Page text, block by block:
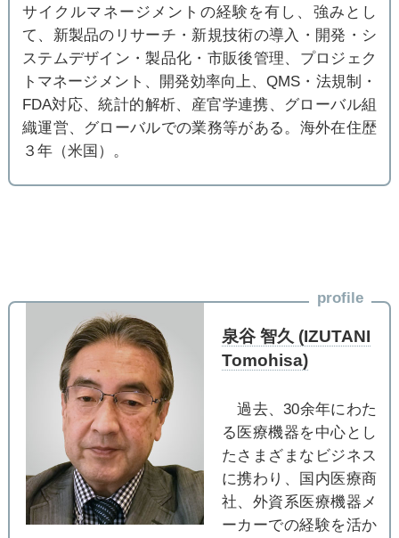
サイクルマネージメントの経験を有し、強みとし
て、新製品のリサーチ・新規技術の導入・開発・シ
ステムデザイン・製品化・市販後管理、プロジェク
トマネージメント、開発効率向上、QMS・法規制・
FDA対応、統計的解析、産官学連携、グローバル組
織運営、グローバルでの業務等がある。海外在住歴
３年（米国）。
profile
泉谷 智久 (IZUTANI
Tomohisa)
過去、30余年にわた
る医療機器を中心とし
たさまざまなビジネス
に携わり、国内医療商
社、外資系医療機器メ
ーカーでの経験を活か